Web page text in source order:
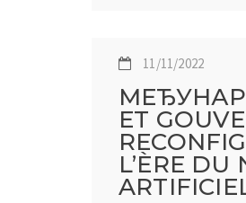
11/11/2022
ET
L’ÈRE DU